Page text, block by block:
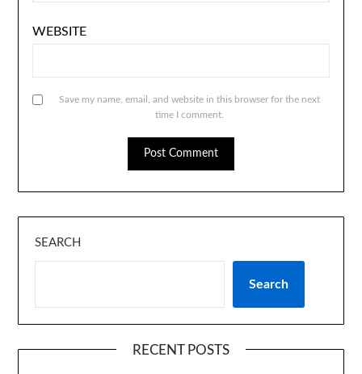
WEBSITE
Save my name, email, and website in this browser for the next
time I comment.
SEARCH
Search
RECENT POSTS